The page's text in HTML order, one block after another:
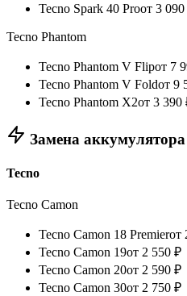
Tecno Spark 40 Proот 3 090
Tecno Phantom
Tecno Phantom V Flipот 7
Tecno Phantom V Foldот 9
Tecno Phantom X2от 3 390
Замена
Tecno
Tecno Camon
Tecno Camon 18 Premierот
Tecno Camon 19от 2 550 ₽
Tecno Camon 20от 2 590 ₽
Tecno Camon 30от 2 750 ₽